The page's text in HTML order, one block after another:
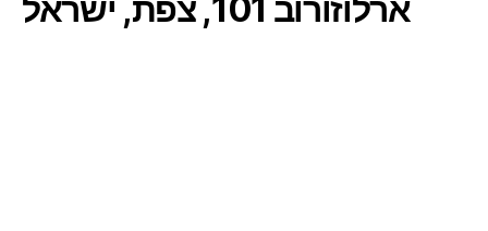
ארלוזורוב 101, צפת, ישראל